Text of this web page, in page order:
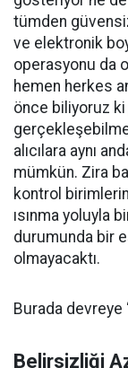
tümden
ve elektronik
operasyonu da
hemen herkes
önce biliyoruz ki
alıcılara aynı
mümkün. Zira
kontrol
ısınma yoluyla
durumunda bir
olmayacaktı.
Burada devreye
Belirsizliği